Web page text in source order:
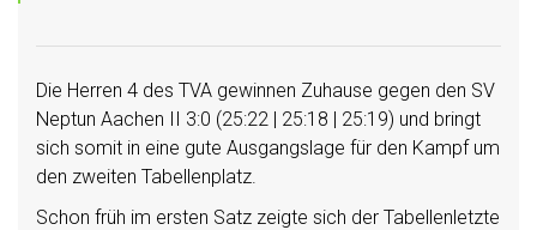
Die Herren 4 des TVA gewinnen Zuhause gegen den SV
Neptun Aachen II 3:0 (25:22 | 25:18 | 25:19) und bringt
sich somit in eine gute Ausgangslage für den Kampf um
den zweiten Tabellenplatz.
Schon früh im ersten Satz zeigte sich der Tabellenletzte